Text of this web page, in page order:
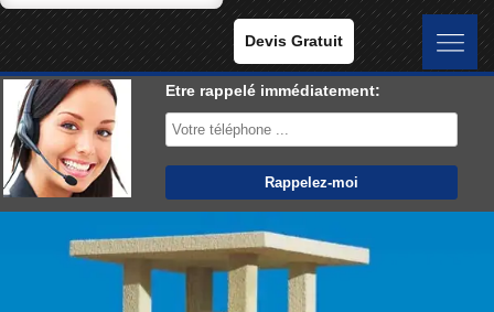
Devis Gratuit
Etre rappelé immédiatement: